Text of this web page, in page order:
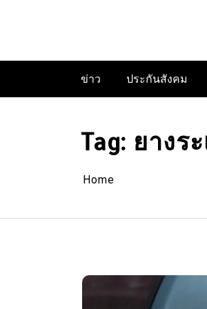
ข่าว ประกันสังคม
Tag: ยางร
Home